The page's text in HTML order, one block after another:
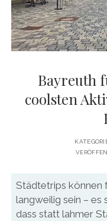
Bayreuth
coolsten
Städtetrips können
langweilig sein – es
dass statt lahmer